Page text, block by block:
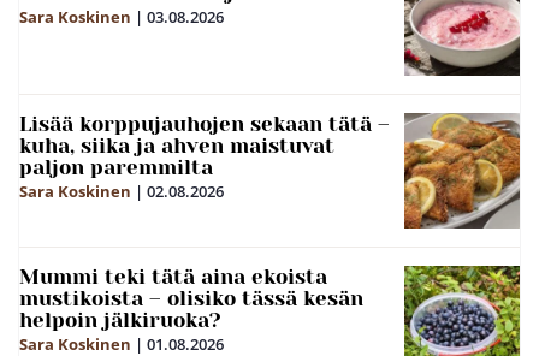
Sara Koskinen | 03.08.2026
Lisää korppujauhojen sekaan tätä –
kuha, siika ja ahven maistuvat
paljon paremmilta
Sara Koskinen | 02.08.2026
Mummi teki tätä aina ekoista
mustikoista – olisiko tässä kesän
helpoin jälkiruoka?
Sara Koskinen | 01.08.2026